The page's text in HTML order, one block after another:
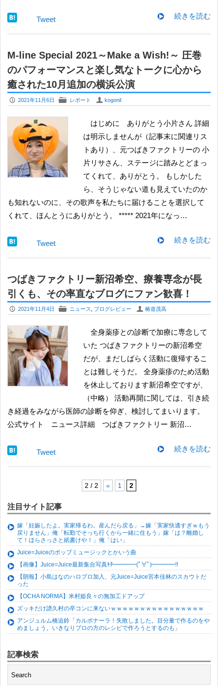
続きを読む
Tweet
M-line Special 2021～Make a Wish!～ 圧巻
のパフォーマンスと楽し気なトークに心から
癒された10月追加の横浜公演
P 2021年11月6日 F レポート U kogonil
はじめに ありがとう小片さん 詳細
は明示しませんが（記事末に関連リス
トあり）、元つばきファクトリーの 小
片リサさん、ステージに踏みとどまっ
てくれて、ありがとう。 もしかした
ら、そうじゃない道も見えていたのか
も知れないのに、その歌声を私たちに届けることを選択して
くれて、ほんとうにありがとう。 ***** 2021年になっ…
続きを読む
Tweet
つばきファクトリー新沼希空、療養専念が長
引くも、その率直なブログにファン歓喜！
P 2021年11月4日 F ニュース ブログレビュー U 椿道茂高
全身薬疹との診断で加療に専念して
いた つばきファクトリーの新沼希空
だが、まだしばらく活動に復帰するこ
とは難しそうだ。 全身薬疹のため活動
を休止しております新沼希空ですが、
（中略） 活動再開に関しては、引き続
き経過をみながら医師の診断を仰ぎ、検討してまいります。
公式サイト ニュース詳細 ​​つばきファクトリー 新沼…
続きを読む
Tweet
2 / 2 « 1 2
注目サイト記事
嫁「妊娠したよ。実家帰るわ。産んだら戻る」→嫁「実家快適すぎｗもう
戻りません」俺「転勤でそっち行くから一緒に住もう」嫁「は？離婚し
て！ほらさっさと紙書けや！」俺「はい」
Juice=Juiceのポップミュージックとかいう曲
【画像】Juice=Juice最新集合写真ｷﾀ━━━━(ﾟ∀ﾟ)━━━━!!
【朗報】小島はなのハロプロ加入、元Juice=Juice宮本佳林のスカウトだ
った
【OCHA NORMA】米村姫良々の無加工ドアップ
ズッキだけ譜久村の卒コンに来ないｗｗｗｗｗｗｗｗｗｗｗｗｗｗｗｗ
アンジュルム橋迫鈴「カルボナーラ！失敗しました。目分量で作るのをや
めましょう。いきなりプロの方のレシピで作ろうとするのも」
記事検索